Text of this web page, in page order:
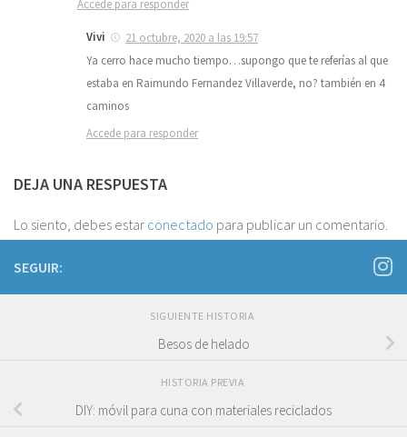
Accede para responder
Vivi
21 octubre, 2020 a las 19:57
Ya cerro hace mucho tiempo…supongo que te referías al que
estaba en Raimundo Fernandez Villaverde, no? también en 4
caminos
Accede para responder
DEJA UNA RESPUESTA
Lo siento, debes estar conectado para publicar un comentario.
SEGUIR:
SIGUIENTE HISTORIA
Besos de helado
HISTORIA PREVIA
DIY: móvil para cuna con materiales reciclados